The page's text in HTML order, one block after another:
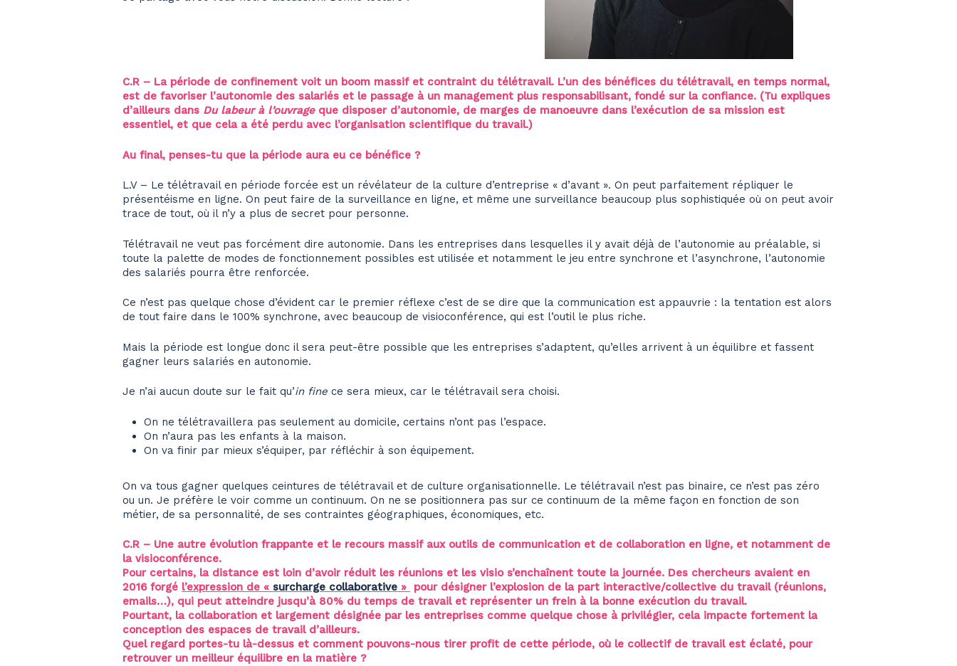
C.R – La période de confinement voit un boom massif et contraint du télétravail. L’un des bénéfices du télétravail, en temps normal,
est de favoriser l’autonomie des salariés et le passage à un management plus responsabilisant, fondé sur la confiance. (Tu expliques
d’ailleurs dans Du labeur à l’ouvrageque disposer d’autonomie, de marges de manoeuvre dans l’exécution de sa mission est
essentiel, et que cela a été perdu avec l’organisation scientifique du travail.)
Au final, penses-tu que la période aura eu ce bénéfice ?
L.V – Le télétravail en période forcée est un révélateur de la culture d’entreprise « d’avant ». On peut parfaitement répliquer le
présentéisme en ligne. On peut faire de la surveillance en ligne, et même une surveillance beaucoup plus sophistiquée où on peut avoir
trace de tout, où il n’y a plus de secret pour personne.
Télétravail ne veut pas forcément dire autonomie. Dans les entreprises dans lesquelles il y avait déjà de l’autonomie au préalable, si
toute la palette de modes de fonctionnement possibles est utilisée et notamment le jeu entre synchrone et l’asynchrone, l’autonomie
des salariés pourra être renforcée.
Ce n’est pas quelque chose d’évident car le premier réflexe c’est de se dire que la communication est appauvrie : la tentation est alors
de tout faire dans le 100% synchrone, avec beaucoup de visioconférence, qui est l’outil le plus riche.
Mais la période est longue donc il sera peut-être possible que les entreprises s’adaptent, qu’elles arrivent à un équilibre et fassent
gagner leurs salariés en autonomie.
Je n’ai aucun doute sur le fait qu’in fine ce sera mieux, car le télétravail sera choisi.
On ne télétravaillera pas seulement au domicile, certains n’ont pas l’espace.
On n’aura pas les enfants à la maison.
On va finir par mieux s’équiper, par réfléchir à son équipement.
On va tous gagner quelques ceintures de télétravail et de culture organisationnelle. Le télétravail n’est pas binaire, ce n’est pas zéro
ou un. Je préfère le voir comme un continuum. On ne se positionnera pas sur ce continuum de la même façon en fonction de son
métier, de sa personnalité, de ses contraintes géographiques, économiques, etc.
C.R – Une autre évolution frappante et le recours massif aux outils de communication et de collaboration en ligne, et notamment de
la visioconférence.
Pour certains, la distance est loin d’avoir réduit les réunions et les visio s’enchaînent toute la journée. Des chercheurs avaient en
2016 forgé l’expression de «surcharge collaborative »
pour désigner l’explosion de la part interactive/collective du travail (réunions,
emails…), qui peut atteindre jusqu’à 80% du temps de travail et représenter un frein à la bonne exécution du travail.
Pourtant, la collaboration et largement désignée par les entreprises comme quelque chose à privilégier, cela impacte fortement la
conception des espaces de travail d’ailleurs.
Quel regard portes-tu là-dessus et comment pouvons-nous tirer profit de cette période, où le collectif de travail est éclaté, pour
retrouver un meilleur équilibre en la matière ?